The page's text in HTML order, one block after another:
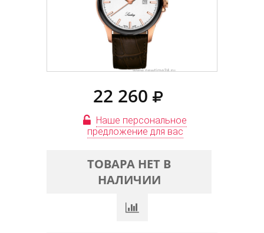
22 260
Наше персональное
предложение для вас
ТОВАРА НЕТ В
НАЛИЧИИ